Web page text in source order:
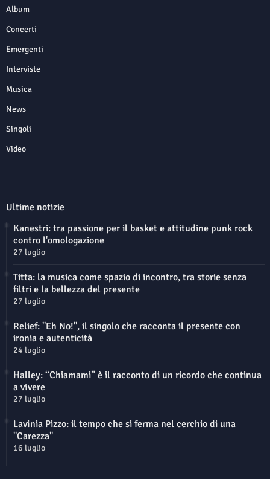
Album
Concerti
Emergenti
Interviste
Musica
News
Singoli
Video
Ultime notizie
Kanestri: tra passione per il basket e attitudine punk rock
contro l'omologazione
27 luglio
Titta: la musica come spazio di incontro, tra storie senza
filtri e la bellezza del presente
27 luglio
Relief: "Eh No!", il singolo che racconta il presente con
ironia e autenticità
24 luglio
Halley: “Chiamami” è il racconto di un ricordo che continua
a vivere
27 luglio
Lavinia Pizzo: il tempo che si ferma nel cerchio di una
"Carezza"
16 luglio